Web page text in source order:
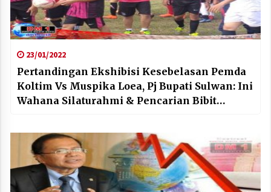
23/01/2022
Pertandingan Ekshibisi Kesebelasan Pemda
Koltim Vs Muspika Loea, Pj Bupati Sulwan: Ini
Wahana Silaturahmi & Pencarian Bibit